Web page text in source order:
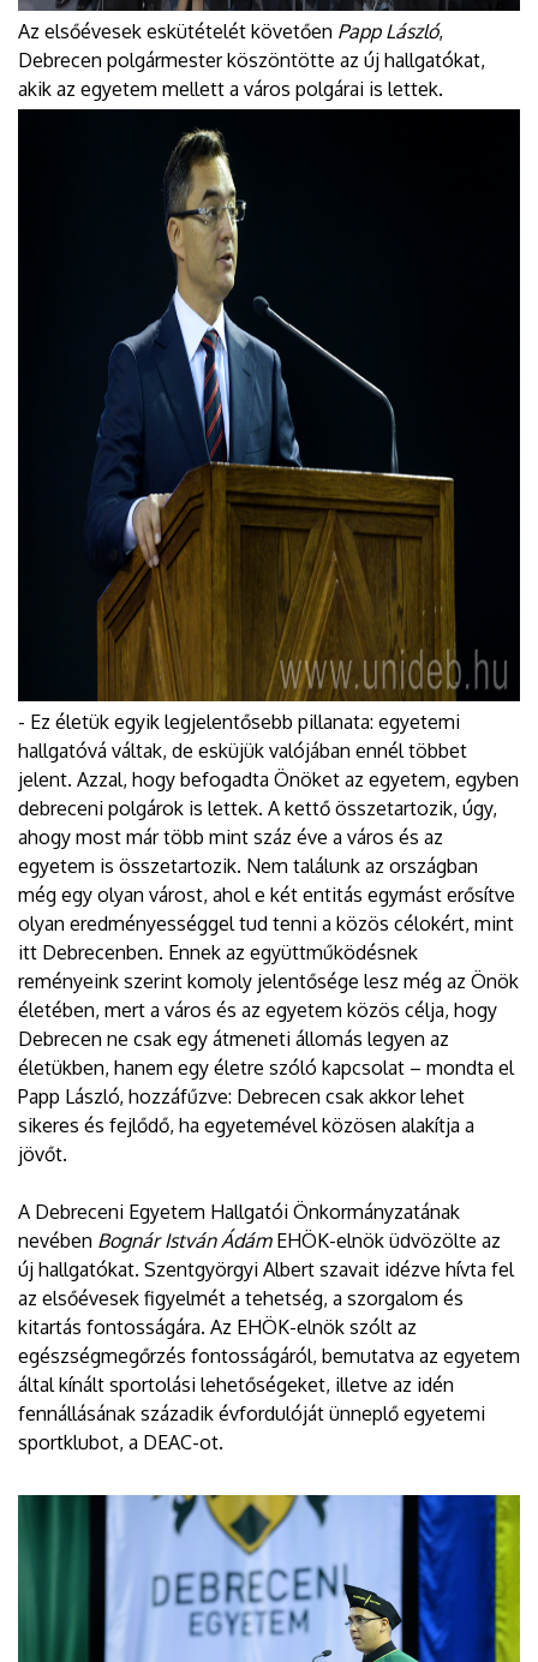
Az elsőévesek eskütételét követően Papp László,
Debrecen polgármester köszöntötte az új hallgatókat,
akik az egyetem mellett a város polgárai is lettek.
- Ez életük egyik legjelentősebb pillanata: egyetemi
hallgatóvá váltak, de esküjük valójában ennél többet
jelent. Azzal, hogy befogadta Önöket az egyetem, egyben
debreceni polgárok is lettek. A kettő összetartozik, úgy,
ahogy most már több mint száz éve a város és az
egyetem is összetartozik. Nem találunk az országban
még egy olyan várost, ahol e két entitás egymást erősítve
olyan eredményességgel tud tenni a közös célokért, mint
itt Debrecenben. Ennek az együttműködésnek
reményeink szerint komoly jelentősége lesz még az Önök
életében, mert a város és az egyetem közös célja, hogy
Debrecen ne csak egy átmeneti állomás legyen az
életükben, hanem egy életre szóló kapcsolat – mondta el
Papp László, hozzáfűzve: Debrecen csak akkor lehet
sikeres és fejlődő, ha egyetemével közösen alakítja a
jövőt.
A Debreceni Egyetem Hallgatói Önkormányzatának
nevében Bognár István ÁdámEHÖK-elnök üdvözölte az
új hallgatókat. Szentgyörgyi Albert szavait idézve hívta fel
az elsőévesek figyelmét a tehetség, a szorgalom és
kitartás fontosságára. Az EHÖK-elnök szólt az
egészségmegőrzés fontosságáról, bemutatva az egyetem
által kínált sportolási lehetőségeket, illetve az idén
fennállásának századik évfordulóját ünneplő egyetemi
sportklubot, a DEAC-ot.